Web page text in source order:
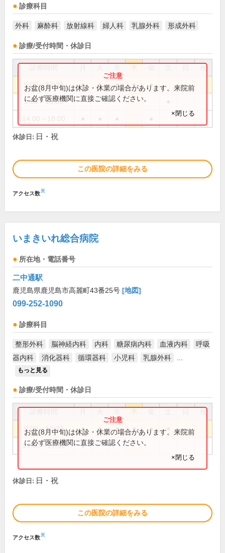
診療科目
外科 麻酔科 放射線科 婦人科 乳腺外科 形成外科
診療/受付時間・休診日
祝
9:00～12:30 ● ● ● ● ●
9:00～18:00
お盆(8月中旬)は休診・休業の場合があります。来院前
に必ず医療機関に直接ご確認ください。
×閉じる
休診日: 日・祝
この医院の詳細をみる
アクセス数※
いまきいれ総合病院
所在地・電話番号
二中通駅
鹿児島県鹿児島市高麗町43番25号 [地図]
099-252-1090
診療科目
整形外科 脳神経内科 内科 糖尿病内科 血液内科
呼吸
器内科
消化器科 循環器科 小児科 乳腺外科
もっと見る
診療/受付時間・休診日
祝
9:00～12:30 ● ● ● ● ●
14:00～17:30 ●
お盆(8月中旬)は休診・休業の場合があります。来院前
に必ず医療機関に直接ご確認ください。
×閉じる
休診日: 日・祝
この医院の詳細をみる
アクセス数※